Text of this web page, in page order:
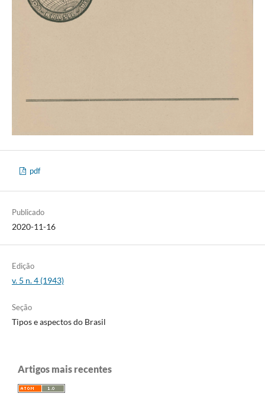
pdf
Publicado
2020-11-16
Edição
v. 5 n. 4 (1943)
Seção
Tipos e aspectos do Brasil
Artigos mais recentes